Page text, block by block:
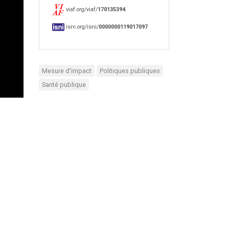
viaf.org/viaf/170135394
isni.org/isni/0000000119017097
Mesure d’impact
Politiques publiques
Santé publique